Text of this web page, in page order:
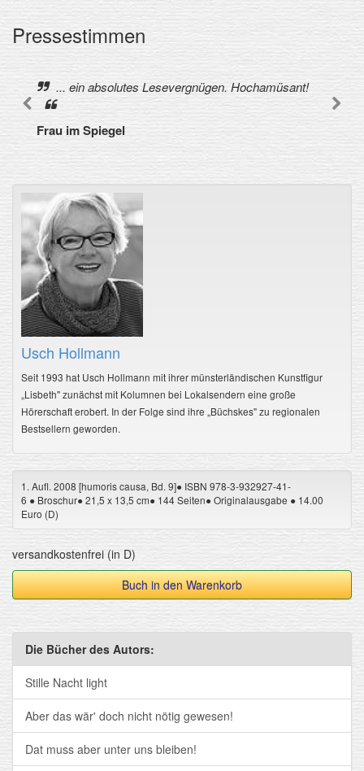
Pressestimmen
... ein absolutes Lesevergnügen. Hochamüsant!
Frau im Spiegel
Usch Hollmann
Seit 1993 hat Usch Hollmann mit ihrer münsterländischen Kunstfigur
„Lisbeth" zunächst mit Kolumnen bei Lokalsendern eine große
Hörerschaft erobert. In der Folge sind ihre „Büchskes" zu regionalen
Bestsellern geworden.
1. Aufl. 2008 [humoris causa, Bd. 9]● ISBN 978-3-932927-41-
6 ● Broschur● 21,5 x 13,5 cm● 144 Seiten● Originalausgabe ● 14.00
Euro (D)
versandkostenfrei (in D)
Buch in den Warenkorb
Die Bücher des Autors:
Stille Nacht light
Aber das wär' doch nicht nötig gewesen!
Dat muss aber unter uns bleiben!